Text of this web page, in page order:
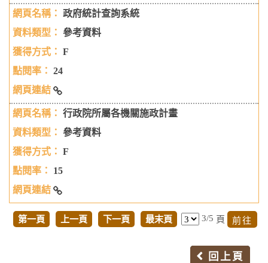
科技大觀園
政府統計查詢系統
參考資料
F
24
政府統計查詢系統
行政院所屬各機關施政計畫
參考資料
F
15
行政院所屬各機關施政計畫
第一頁
上一頁 下一頁 最末頁 3/5 頁
回上頁